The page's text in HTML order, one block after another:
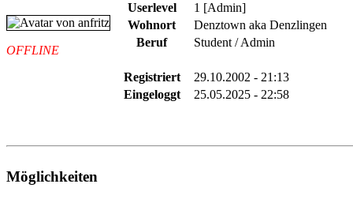
OFFLINE
Userlevel
1 [Admin]
Wohnort
Denztown aka Denzlingen
Beruf
Student / Admin
Registriert
29.10.2002 - 21:13
Eingeloggt
25.05.2025 - 22:58
Möglichkeiten